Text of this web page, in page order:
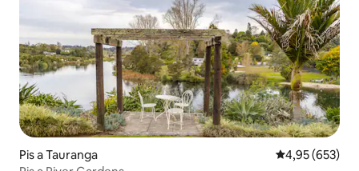
Pis a Tauranga 4,95 de
4,95 (653)